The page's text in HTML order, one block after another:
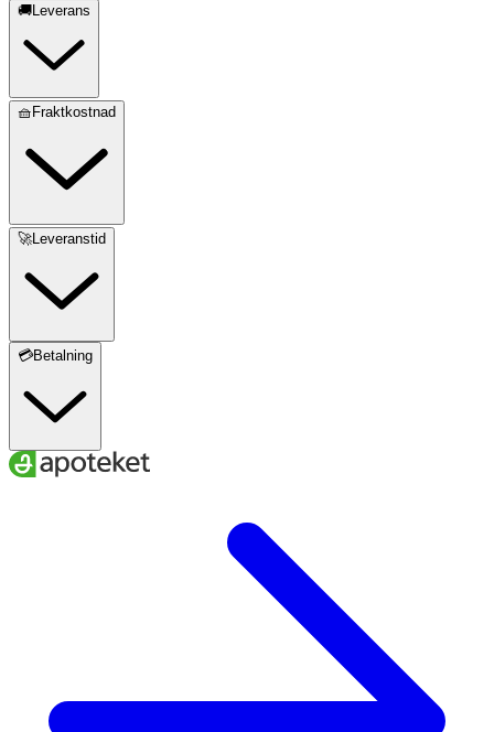
🚚Leverans
🧺Fraktkostnad
🚀Leveranstid
💳Betalning